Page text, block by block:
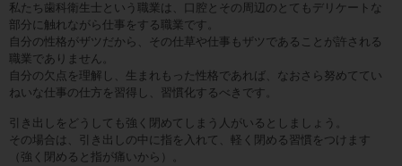
私たち歯科衛生士という職業は、口腔とその周辺のとてもデリケートな
部分に触れながら仕事をする職業です。
自分の性格がザツだから、その仕草や仕事もザツであることが許される
職業でありません。
自分の欠点を理解し、生まれもった性格であれば、なおさら努めててい
ねいな仕事の仕方を習得し、習慣化するべきです。
引き出しをどうしても強く閉めてしまう人がいるとしましょう。
その場合は、引き出しの中に指を入れて、軽く閉める習慣をつけます
（強く閉めると指が痛いから）。